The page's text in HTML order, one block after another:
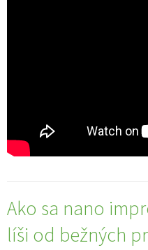
Ako sa nano
líši od bežných